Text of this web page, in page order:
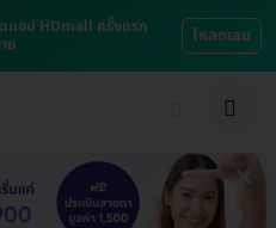
แอป HDmall ครั้งแรก
ย
โหลดเลย